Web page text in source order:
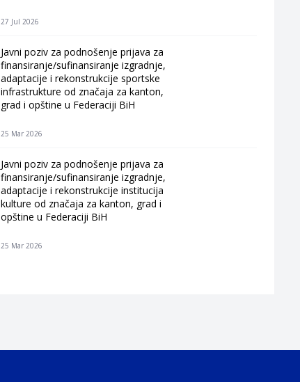
27 Jul 2026
Javni poziv za podnošenje prijava za
finansiranje/sufinansiranje izgradnje,
adaptacije i rekonstrukcije sportske
infrastrukture od značaja za kanton,
grad i opštine u Federaciji BiH
25 Mar 2026
Javni poziv za podnošenje prijava za
finansiranje/sufinansiranje izgradnje,
adaptacije i rekonstrukcije institucija
kulture od značaja za kanton, grad i
opštine u Federaciji BiH
25 Mar 2026